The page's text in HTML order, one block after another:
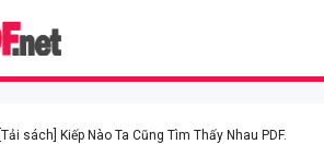
[Tải sách] Kiếp Nào Ta Cũng Tìm Thấy Nhau PDF.